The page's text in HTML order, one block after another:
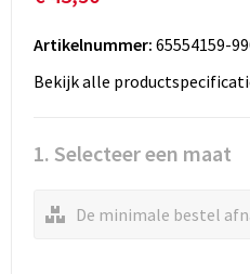
Artikelnummer: 65554159-
Bekijk alle
1. Selecteer een maat
De minimale bestel